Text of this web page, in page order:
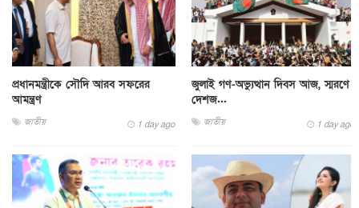
প্রধানমন্ত্রীকে সৌদি আরব সফরের
আমন্ত্রণ
জাতীয় 1 day ago
জুলাই গণ-অভ্যুত্থান দিবস আজ, স্মরণে
দেশজ...
জাতীয় 1 day ago